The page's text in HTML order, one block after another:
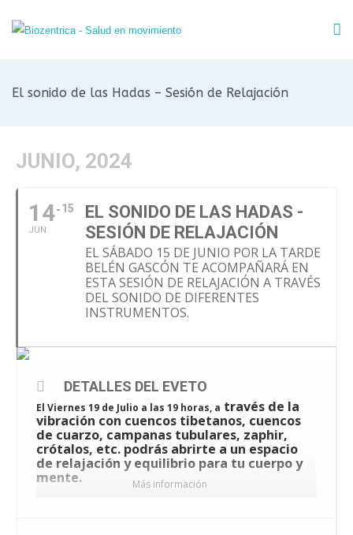
El sonido de las Hadas – Sesión de Relajación
JUNIO, 2024
14
JUN
15
EL SONIDO DE LAS HADAS -
SESIÓN DE RELAJACIÓN
EL SÁBADO 15 DE JUNIO POR LA TARDE
BELÉN GASCÓN TE ACOMPAÑARÁ EN
ESTA SESIÓN DE RELAJACIÓN A TRAVÉS
DEL SONIDO DE DIFERENTES
INSTRUMENTOS.
Más información
DETALLES DEL EVETO
El Viernes 19 de Julio a las 19 horas, a través de la
vibración con cuencos tibetanos, cuencos
de cuarzo, campanas tubulares, zaphir,
crótalos, etc. podrás abrirte a un espacio
de relajación y equilibrio para tu cuerpo y
mente.